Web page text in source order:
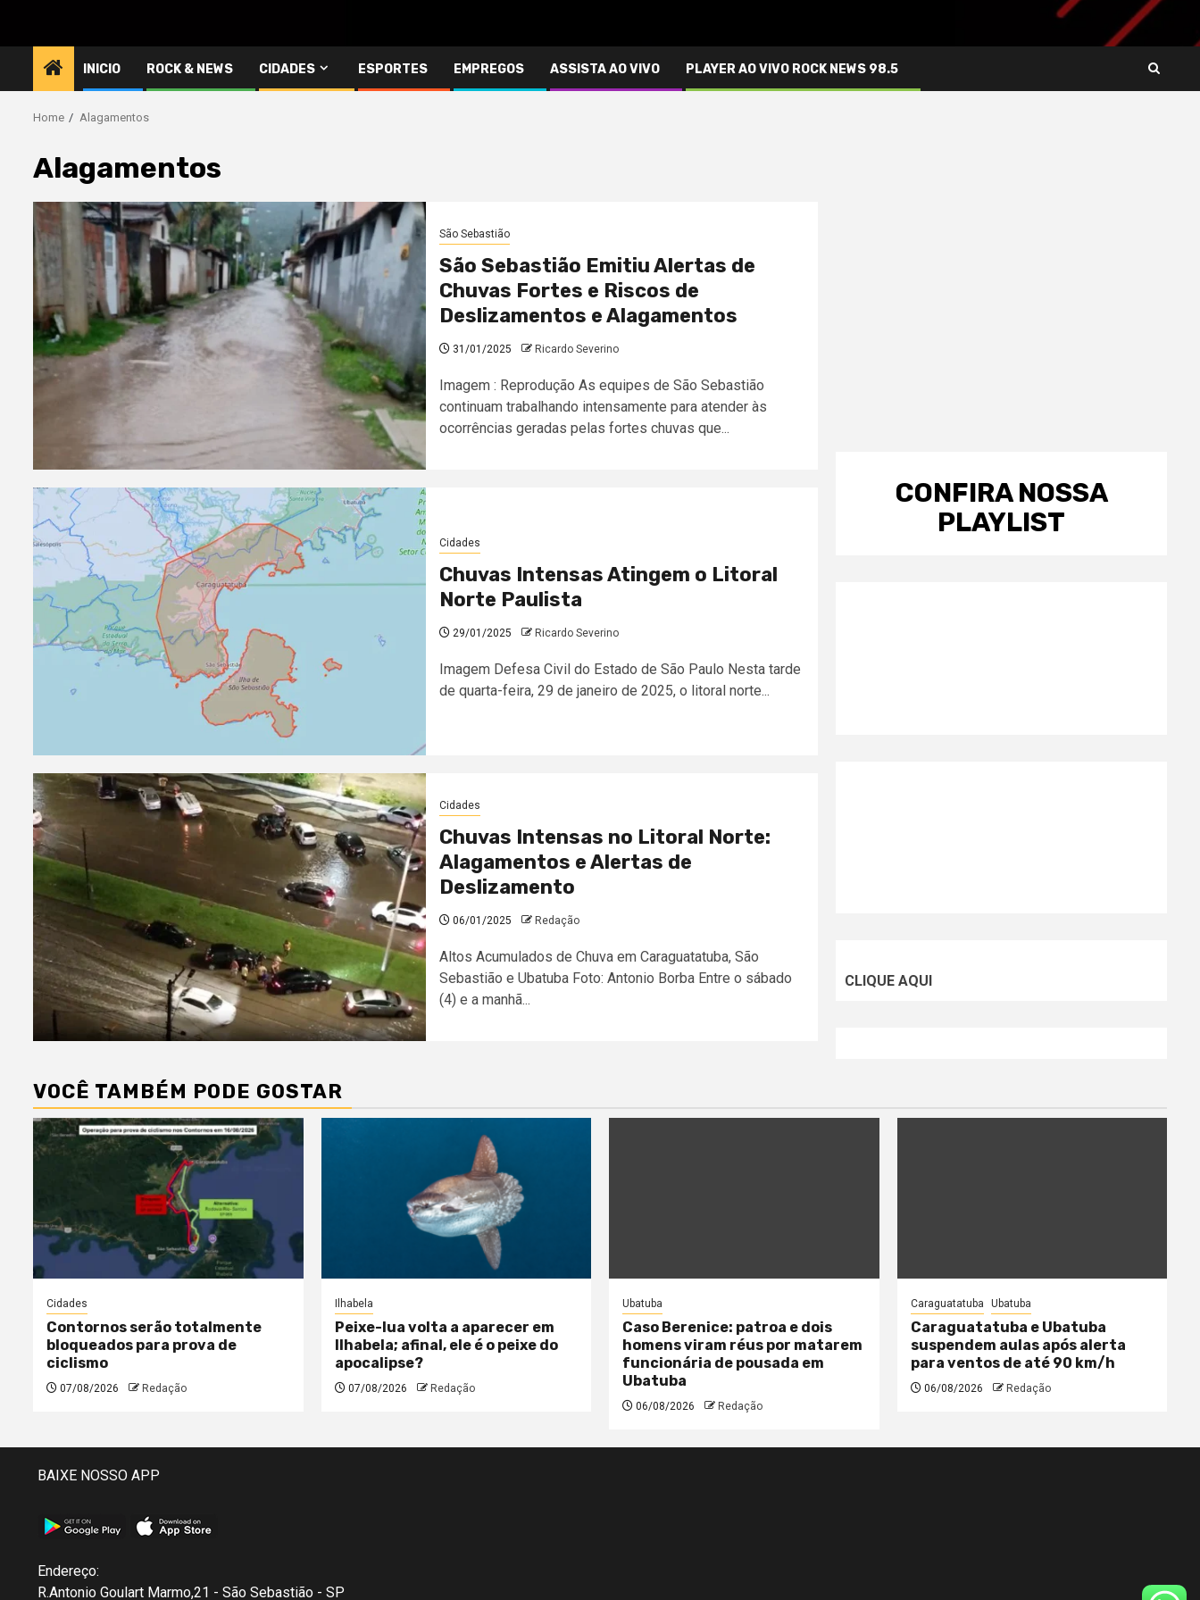
INICIO ROCK & NEWS CIDADES ESPORTES EMPREGOS ASSISTA AO VIVO PLAYER AO VIVO ROCK NEWS 98.5
Home Alagamentos
Alagamentos
São Sebastião
São Sebastião Emitiu Alertas de
Chuvas Fortes e Riscos de
Deslizamentos e Alagamentos
31/01/2025 Ricardo Severino
Imagem : Reprodução As equipes de São Sebastião
continuam trabalhando intensamente para atender às
ocorrências geradas pelas fortes chuvas que...
Cidades
Chuvas Intensas Atingem o Litoral
Norte Paulista
29/01/2025 Ricardo Severino
Imagem Defesa Civil do Estado de São Paulo Nesta tarde
de quarta-feira, 29 de janeiro de 2025, o litoral norte...
Cidades
Chuvas Intensas no Litoral Norte:
Alagamentos e Alertas de
Deslizamento
06/01/2025 Redação
Altos Acumulados de Chuva em Caraguatatuba, São
Sebastião e Ubatuba Foto: Antonio Borba Entre o sábado
(4) e a manhã...
CONFIRA NOSSA
PLAYLIST
CLIQUE AQUI
VOCÊ TAMBÉM PODE GOSTAR
Cidades
Contornos serão totalmente
bloqueados para prova de
ciclismo
07/08/2026 Redação
Ilhabela
Peixe-lua volta a aparecer em
Ilhabela; afinal, ele é o peixe do
apocalipse?
07/08/2026 Redação
Ubatuba
Caso Berenice: patroa e dois
homens viram réus por matarem
funcionária de pousada em
Ubatuba
06/08/2026 Redação
Caraguatatuba Ubatuba
Caraguatatuba e Ubatuba
suspendem aulas após alerta
para ventos de até 90 km/h
06/08/2026 Redação
BAIXE NOSSO APP
Endereço:
R.Antonio Goulart Marmo,21 - São Sebastião - SP